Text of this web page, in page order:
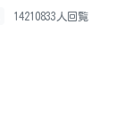
14210833人回覧